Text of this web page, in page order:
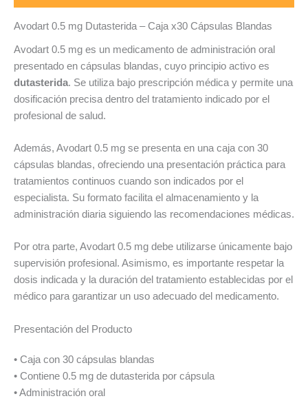
Avodart 0.5 mg Dutasterida – Caja x30 Cápsulas Blandas
Avodart 0.5 mg es un medicamento de administración oral
presentado en cápsulas blandas, cuyo principio activo es
dutasterida. Se utiliza bajo prescripción médica y permite una
dosificación precisa dentro del tratamiento indicado por el
profesional de salud.
Además, Avodart 0.5 mg se presenta en una caja con 30
cápsulas blandas, ofreciendo una presentación práctica para
tratamientos continuos cuando son indicados por el
especialista. Su formato facilita el almacenamiento y la
administración diaria siguiendo las recomendaciones médicas.
Por otra parte, Avodart 0.5 mg debe utilizarse únicamente bajo
supervisión profesional. Asimismo, es importante respetar la
dosis indicada y la duración del tratamiento establecidas por el
médico para garantizar un uso adecuado del medicamento.
Presentación del Producto
• Caja con 30 cápsulas blandas
• Contiene 0.5 mg de dutasterida por cápsula
• Administración oral